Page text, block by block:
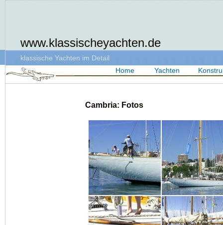
www.klassischeyachten.de
klassische Yachten im Detail
Home
Yachten
Cambria: Fotos